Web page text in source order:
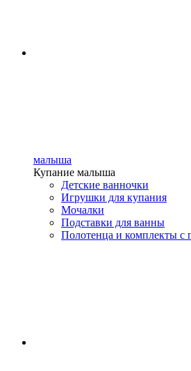
малыша
Купание малыша
Детские ванночки
Игрушки для купания
Мочалки
Подставки для ванны
Полотенца и комплекты с